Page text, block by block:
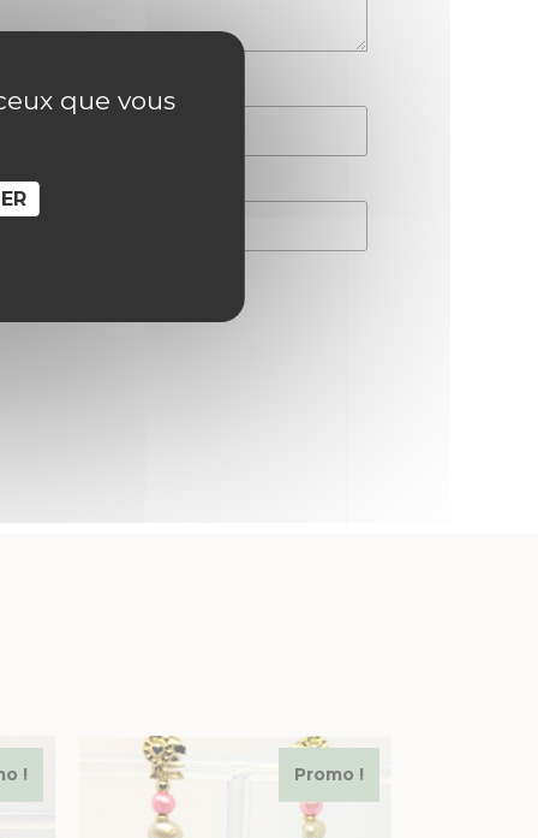
! Promo !
que vous